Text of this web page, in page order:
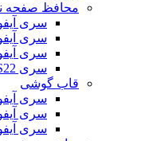
محافظ صفحه
سری
سری
سری
سری S22 سامسونگ
قاب گوشی
سری
سری
سری